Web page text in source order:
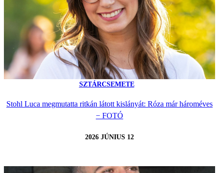
SZTÁRCSEMETE
Stohl Luca megmutatta ritkán látott kislányát: Róza már hároméves
− FOTÓ
2026 JÚNIUS 12